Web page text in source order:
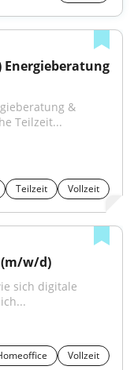
&
Teilzeit...
Teilzeit Vollzeit
(m/w/d)
sich digitale
Vollzeit